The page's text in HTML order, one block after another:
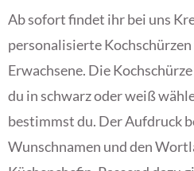
Ab sofort findet ihr bei uns
personalisierte
Erwachsene. Die
du in schwarz oder weiß
bestimmst du. Der Aufdruck
Wunschnamen und den